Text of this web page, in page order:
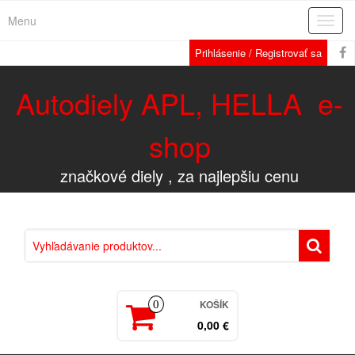
Menu
Prihlásenie / Registrovať sa
Autodiely APL, HELLA e-
shop
značkové diely , za najlepšiu cenu
0 KOŠÍK
0,00 €